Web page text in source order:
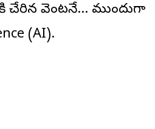
చేరిన వెంటనే… ముందుగా
(AI).